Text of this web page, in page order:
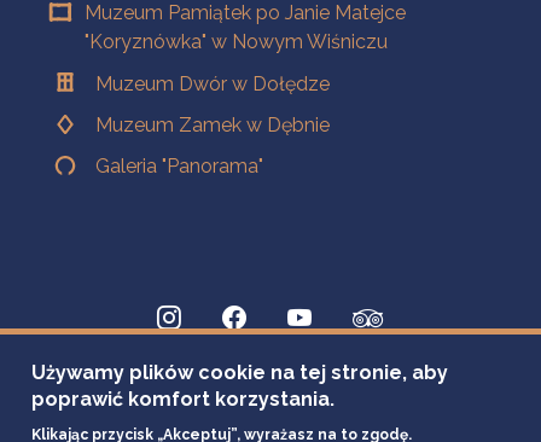
Muzeum Pamiątek po Janie Matejce
"Koryznówka" w Nowym Wiśniczu
Muzeum Dwór w Dołędze
Muzeum Zamek w Dębnie
Galeria "Panorama"
Używamy plików cookie na tej stronie, aby
poprawić komfort korzystania.
Klikając przycisk „Akceptuj”, wyrażasz na to zgodę.